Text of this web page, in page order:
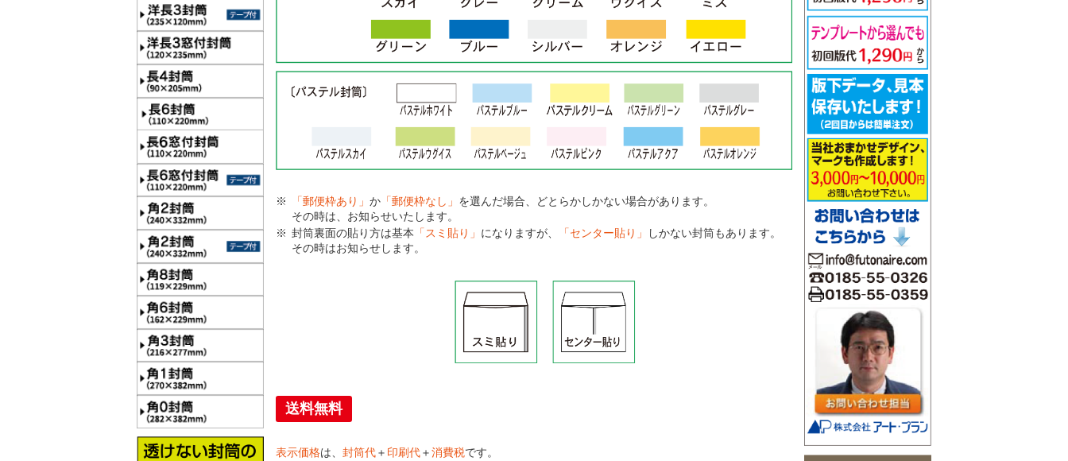
「郵便枠あり」 か 「郵便枠なし」 を選んだ場合、どとらかしかない場合があります。
その時は、お知らせいたします。
封筒裏面の貼り方は基本 「スミ貼り」 になりますが、 「センター貼り」
しかない封筒もあります。
その時はお知らせします。
送料無料
表示価格は、 封筒代 ＋ 印刷代 ＋ 消費税です。